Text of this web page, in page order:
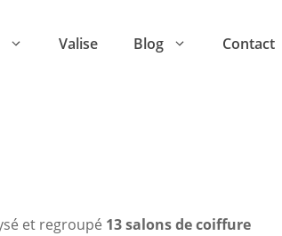
Valise Blog Contact
et regroupé 13 salons de coiffure